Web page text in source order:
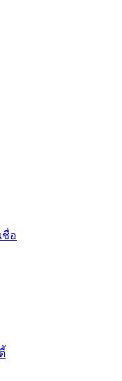
ชื่อ